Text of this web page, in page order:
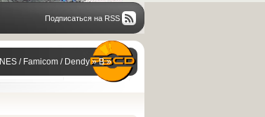
Подписаться на RSS
NES / Famicom / Dendy »B»